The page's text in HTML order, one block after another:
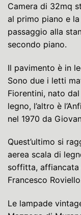
Camera di 32mq
al primo piano e
passaggio alla
secondo piano.
Il pavimento è in
Sono due i letti
Fiorentini, nato
legno, l’altro è
nel 1970 da
Quest’ultimo si
aerea scala di
soffitta,
Francesco
Le lampade